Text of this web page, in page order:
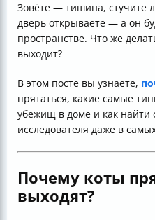
Зовёте — тишина, стучите
дверь открываете — а он
пространстве. Что же
выходит?
В этом посте вы узнаете,
прятаться, какие самые
убежищ в доме и как найти
исследователя даже в
Почему коты
выходят?